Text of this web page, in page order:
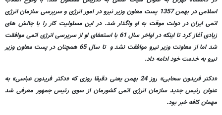
اسلامی در بهمن 1357 پست معاون وزیر نیرو در امور انرژی و سرپرسی سازمان انرژی
اتمی ایران در دولت موقت به او واگذار شد. در این مسئولیت کار را با چالش های
زیادی آغاز کرد تا اینکه در اواخر سال 61 با استعفای او از سرپرسی انرژی اتمی موافقت
شد اما از معاونت وزیر نیرو موافقت نشد و تا سال 65 همچنان در پست معاون وزیر
نیرو به خدمت خود ادامه داد.
«دکتر فریدون سحابی» روز 24 بهمن یعنی دقیقا روزی که «دکتر فریدون عباسی» به
عنوان رئیس جدید سازمان انرژی اتمی کشورمان از سوی رئیس جمهور معرفی شد
مهمان کافه خبر بود.